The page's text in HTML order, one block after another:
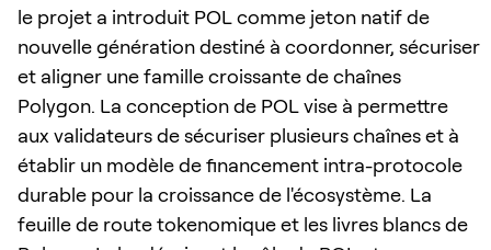
le projet a introduit POL comme jeton natif de
nouvelle génération destiné à coordonner, sécuriser
et aligner une famille croissante de chaînes
Polygon. La conception de POL vise à permettre
aux validateurs de sécuriser plusieurs chaînes et à
établir un modèle de financement intra-protocole
durable pour la croissance de l'écosystème. La
feuille de route tokenomique et les livres blancs de